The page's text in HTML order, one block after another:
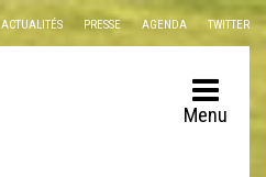
ACTUALITÉS PRESSE AGENDA TWITTER
Menu